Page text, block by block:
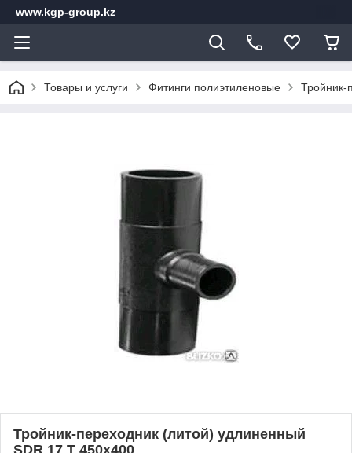
www.kgp-group.kz
Товары и услуги Фитинги полиэтиленовые Тройник-
Тройник-переходник (литой) удлиненный
SDR 17 Т 450х400